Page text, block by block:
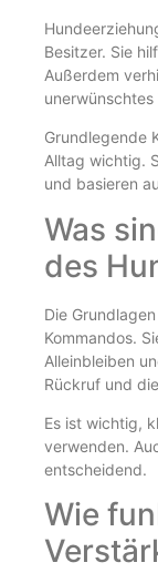
Besitzer. Sie
Außerdem
unerwünschtes
Grundlegende
Alltag wichtig.
und basieren
Was
des
Die
Kommandos.
Alleinbleiben
Rückruf und
Es ist wichtig,
verwenden.
entscheidend.
Wie